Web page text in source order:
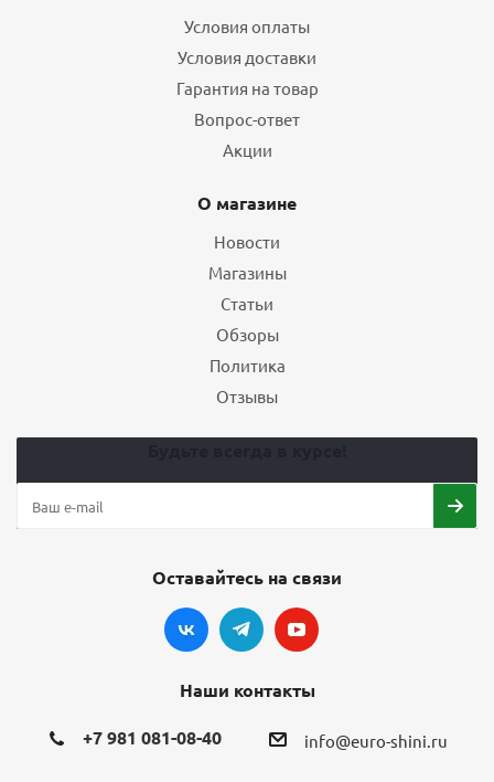
Условия оплаты
Условия доставки
Гарантия на товар
Вопрос-ответ
Акции
О магазине
Новости
Магазины
Статьи
Обзоры
Политика
Отзывы
Оставайтесь на связи
Наши контакты
+7 981 081-08-40 info@euro-shini.ru